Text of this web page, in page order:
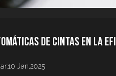
de cintas en la
Jan,2025